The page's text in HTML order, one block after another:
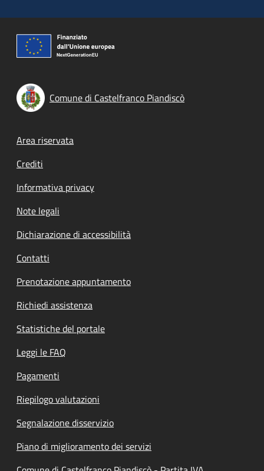
Comune di Castelfranco Piandiscò
Footer menu
Area riservata
Crediti
Informativa privacy
Note legali
Dichiarazione di accessibilità
Contatti
Prenotazione appuntamento
Richiedi assistenza
Statistiche del portale
Leggi le FAQ
Pagamenti
Riepilogo valutazioni
Segnalazione disservizio
Piano di miglioramento dei servizi